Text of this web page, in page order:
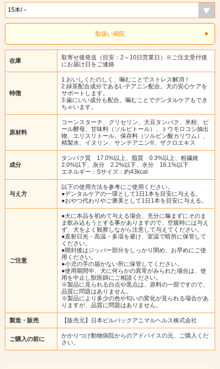
取扱い病院
在庫
取寄せ後発送（目安：2～10日営業日）※ご注文受付後
にお届け日をご連絡
特徴
1.おいしくたのしく、噛むことでストレス解消！
2.緑茶配合成分であるL-テアニン配合。犬の安心ケアを
サポートします。
3.歯にいい成分も配合。噛むことでデンタルケアもでき
ちゃいます。
原材料
コーンスターチ、グリセリン、大豆タンパク、米粉、ビ
ール酵母、甘味料（ソルビトール）、トウモロコシ抽出
物、エリスリトール、保存料（ソルビン酸カリウム）、
精製水、イヌリン、サンテアニン®、ザクロエキス
成分
タンパク質 17.0%以上、脂質 0.3%以上、粗繊維
2.0%以下、灰分 2.2%以下、水分 16.1%以下
エネルギー：Sサイズ：約43kcal
与え方
以下の使用方法を参考にご使用ください。
●デンタルケアの一環として1日1本を目安に与える。
●おやつ代わりやご褒美として1日1本を目安に与える。
ご注意
●犬に本品を初めて与える場合、充分に噛まずにそのま
ま飲み込もうとする事がありますので、空腹時には与え
ず、犬をよく観察しながら注意して与えてください。
●直射日光・高温・多湿を避け、室温で暗所に保管して
ください。
●開封後はジッパー部分をしっかり閉め、お早めにご使
用ください。
●小児の手の届かない所に保管してください。
●使用期間中、犬に何らかの異常がみられた場合は、使
用を中止し獣医師にご相談ください。
※製品に見られる白点や黒点は、原料の一部ですので、
品質に問題はありません。
※製品により多少の色や匂いの変化が見られる場合があ
りますが、品質に問題はありません。
製造・販売 【販売元】日本ビルバックアニマルヘルス株式会社
ご購入の前に
かかりつけ動物病院からのアドバイスの元、ご購入くだ
さい。